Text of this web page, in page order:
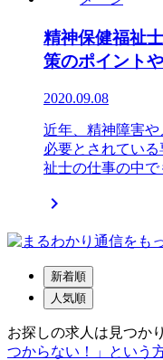
精神保健福祉
策のポイント
2020.09.08
近年、精神障害
必要とされてい
祉士の仕事の中で

新着順
人気順
お探しの求人は見つか
つからない！」という